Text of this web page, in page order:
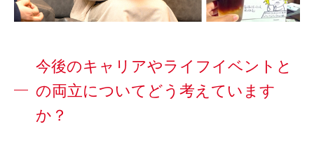
今後のキャリアやライフイベントと
の両立についてどう考えています
か？